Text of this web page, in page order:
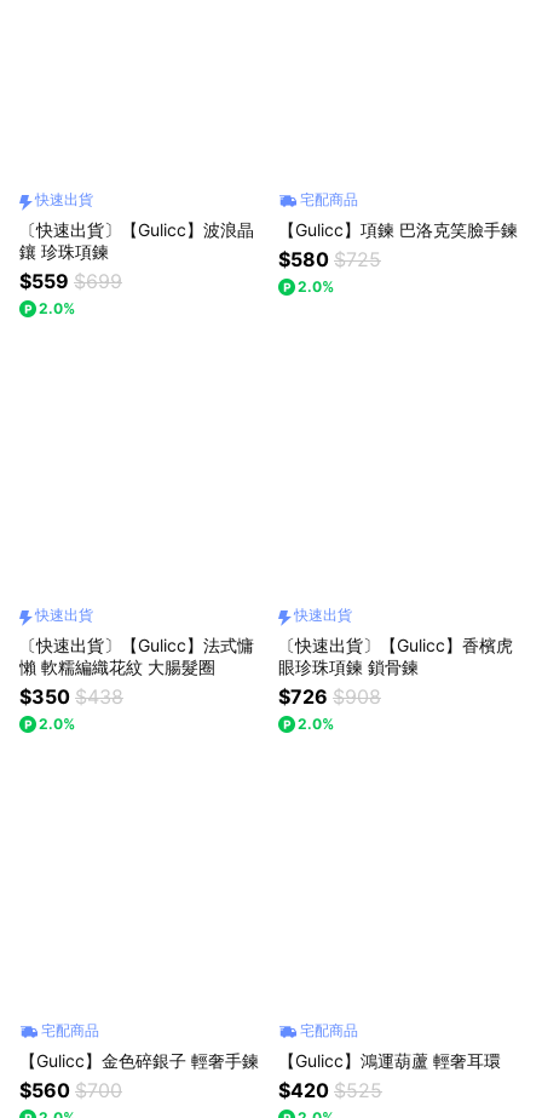
快速出貨
〔快速出貨〕【Gulicc】波浪晶
鑲 珍珠項鍊
$559 $699
2.0%
宅配商品
【Gulicc】項鍊 巴洛克笑臉手鍊
$580 $725
2.0%
快速出貨
〔快速出貨〕【Gulicc】法式慵
懶 軟糯編織花紋 大腸髮圈
$350 $438
2.0%
快速出貨
〔快速出貨〕【Gulicc】香檳虎
眼珍珠項鍊 鎖骨鍊
$726 $908
2.0%
宅配商品
【Gulicc】金色碎銀子 輕奢手鍊
$560 $700
宅配商品
【Gulicc】鴻運葫蘆 輕奢耳環
$420 $525